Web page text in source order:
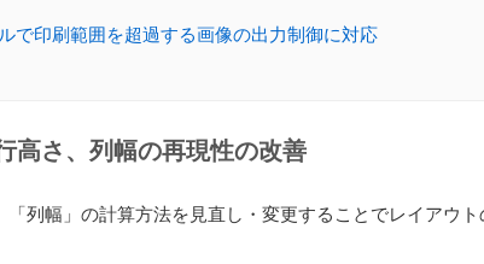
で印刷範囲を超過する画像の出力制御に対応
高さ、列幅の再現性の改善
「列幅」の計算方法を見直し・変更することでレイアウト